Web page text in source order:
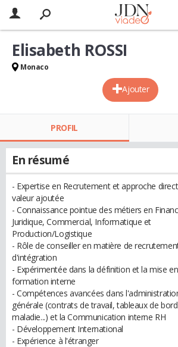
Ajouter
Elisabeth ROSSI
Monaco
PROFIL
En résumé
- Expertise en Recrutement et approche
valeur ajoutée
- Connaissance pointue des métiers en
Juridique, Commercial, Informatique et
Production/Logistique
- Rôle de conseiller en matière de
d'intégration
- Expérimentée dans la définition et la mise
formation interne
- Compétences avancées dans
générale (contrats de travail, tableaux de
maladie...) et la Communication interne RH
- Développement International
- Expérience à l'étranger